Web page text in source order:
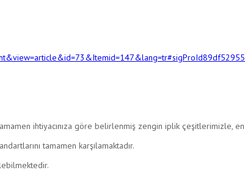
ihtiyacınıza göre belirlenmiş zengin iplik çeşitlerimizle,
tamamen karşılamaktadır.